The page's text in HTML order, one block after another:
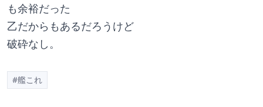
も余裕だった
乙だからもあるだろうけど
破砕なし。
#艦これ